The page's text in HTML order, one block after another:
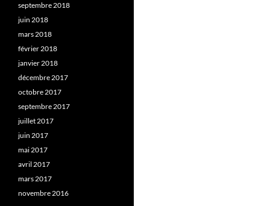
septembre 2018
juin 2018
mars 2018
février 2018
janvier 2018
décembre 2017
octobre 2017
septembre 2017
juillet 2017
juin 2017
mai 2017
avril 2017
mars 2017
novembre 2016